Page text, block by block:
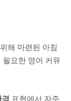
해 마련된 아침
필요한 영어 커뮤
표현에서 자주